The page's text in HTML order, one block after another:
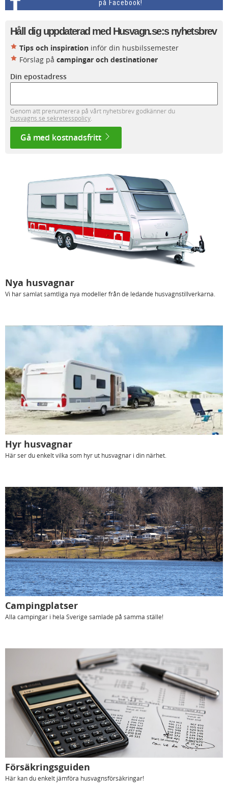
på Facebook!
Håll dig uppdaterad med Husvagn.se:s nyhetsbrev
Tips och inspiration inför din husbilssemester
Förslag på campingar och destinationer
Din epostadress
Genom att prenumerera på vårt nyhetsbrev godkänner du
husvagns.se sekretesspolicy.
Gå med kostnadsfritt
Nya husvagnar
Vi har samlat samtliga nya modeller från de ledande husvagnstillverkarna.
Hyr husvagnar
Här ser du enkelt vilka som hyr ut husvagnar i din närhet.
Campingplatser
Alla campingar i hela Sverige samlade på samma ställe!
Försäkringsguiden
Här kan du enkelt jämföra husvagnsförsäkringar!